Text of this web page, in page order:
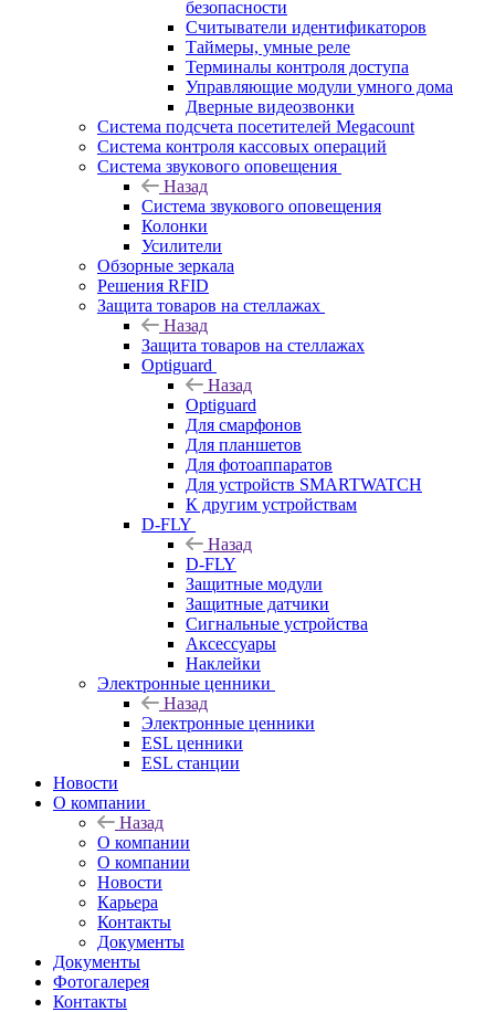
безопасности
Считыватели идентификаторов
Таймеры, умные реле
Терминалы контроля доступа
Управляющие модули умного дома
Дверные видеозвонки
Система подсчета посетителей Megacount
Система контроля кассовых операций
Система звукового оповещения
Назад
Система звукового оповещения
Колонки
Усилители
Обзорные зеркала
Решения RFID
Защита товаров на стеллажах
Назад
Защита товаров на стеллажах
Optiguard
Назад
Optiguard
Для смарфонов
Для планшетов
Для фотоаппаратов
Для устройств SMARTWATCH
К другим устройствам
D-FLY
Назад
D-FLY
Защитные модули
Защитные датчики
Сигнальные устройства
Аксессуары
Наклейки
Электронные ценники
Назад
Электронные ценники
ESL ценники
ESL станции
Новости
О компании
Назад
О компании
О компании
Новости
Карьера
Контакты
Документы
Документы
Фотогалерея
Контакты